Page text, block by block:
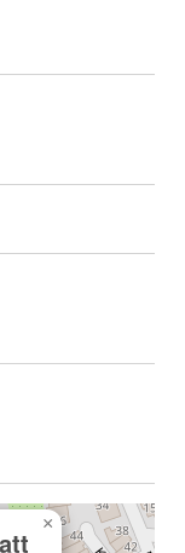
×